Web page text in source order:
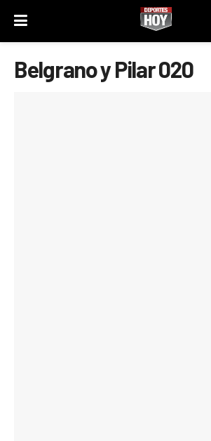
Belgrano y Pilar 020